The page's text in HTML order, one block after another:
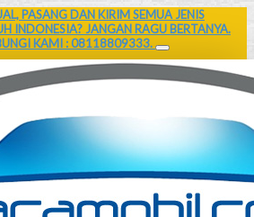
PASANG DAN KIRIM SEMUA JENIS
INDONESIA? JANGAN RAGU BERTANYA.
KAMI : 08118809333.